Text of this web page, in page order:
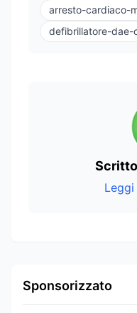
arresto-cardiaco-
defibrillatore-dae-
Sponsorizzato